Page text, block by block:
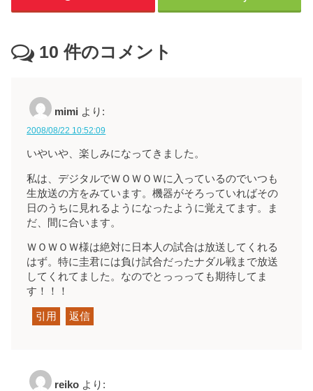
10 件のコメント
mimi より:
2008/08/22 10:52:09
いやいや、楽しみになってきました。
私は、デジタルでＷＯＷＯＷに入っているのでいつも
生放送の方をみています。機器がそろっていればその
日のうちに見れるようになったように覚えてます。ま
だ、間に合います。
ＷＯＷＯＷ様は絶対に日本人の試合は放送してくれる
はず。特に圭君には負け試合だったナダル戦まで放送
してくれてました。なのでとっっっても期待してま
す！！！
引用 返信
reiko より: